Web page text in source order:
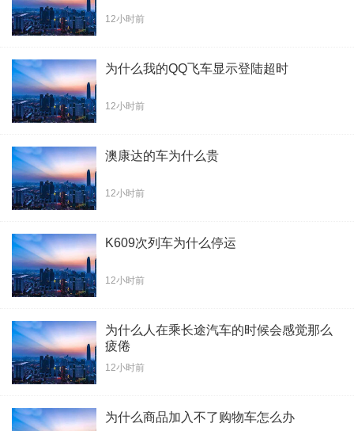
12小时前
为什么我的QQ飞车显示登陆超时
12小时前
澳康达的车为什么贵
12小时前
K609次列车为什么停运
12小时前
为什么人在乘长途汽车的时候会感觉那么
疲倦
12小时前
为什么商品加入不了购物车怎么办